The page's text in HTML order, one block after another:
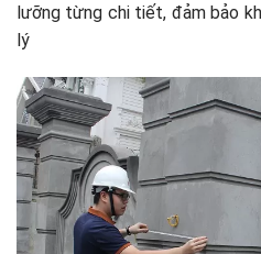
lưỡng từng chi tiết, đảm bảo
lý